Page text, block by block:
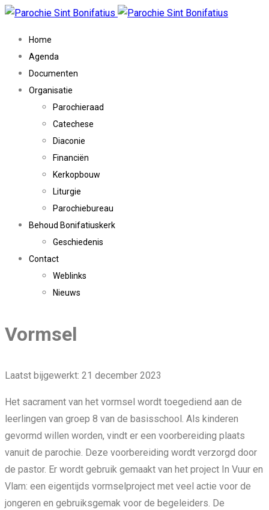
Home
Agenda
Documenten
Organisatie
Parochieraad
Catechese
Diaconie
Financiën
Kerkopbouw
Liturgie
Parochiebureau
Behoud Bonifatiuskerk
Geschiedenis
Contact
Weblinks
Nieuws
Vormsel
Laatst bijgewerkt: 21 december 2023
Het sacrament van het vormsel wordt toegediend aan de
leerlingen van groep 8 van de basisschool. Als kinderen
gevormd willen worden, vindt er een voorbereiding plaats
vanuit de parochie. Deze voorbereiding wordt verzorgd door
de pastor. Er wordt gebruik gemaakt van het project In Vuur en
Vlam: een eigentijds vormselproject met veel actie voor de
jongeren en gebruiksgemak voor de begeleiders. De